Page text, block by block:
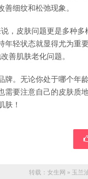
细纹和松弛现象。
，皮肤问题更是多种
年轻状态就显得尤为重
善肌肤老化问题。
牌。无论你处于哪个年
需要注意自己的皮肤质
肤！
转载： 女生网 » 玉兰